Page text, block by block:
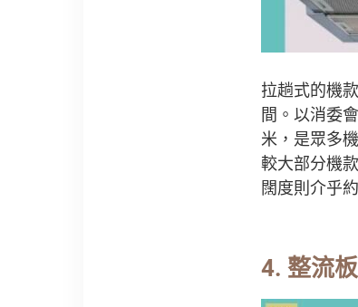
拉趟式的機
間。以消委
米，是眾多
較大部分機
闊度則介乎
4. 整流